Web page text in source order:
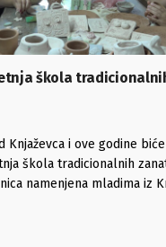
škola
Knjaževca i ove godine biće
škola tradicionalnih
namenjena mladima iz